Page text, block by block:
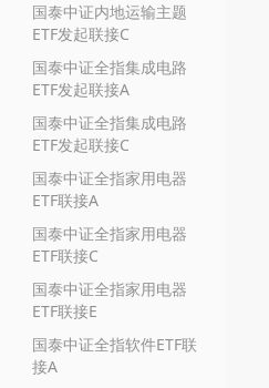
国泰中证内地运输主题
ETF发起联接C
国泰中证全指集成电路
ETF发起联接A
国泰中证全指集成电路
ETF发起联接C
国泰中证全指家用电器
ETF联接A
国泰中证全指家用电器
ETF联接C
国泰中证全指家用电器
ETF联接E
国泰中证全指软件ETF联
接A